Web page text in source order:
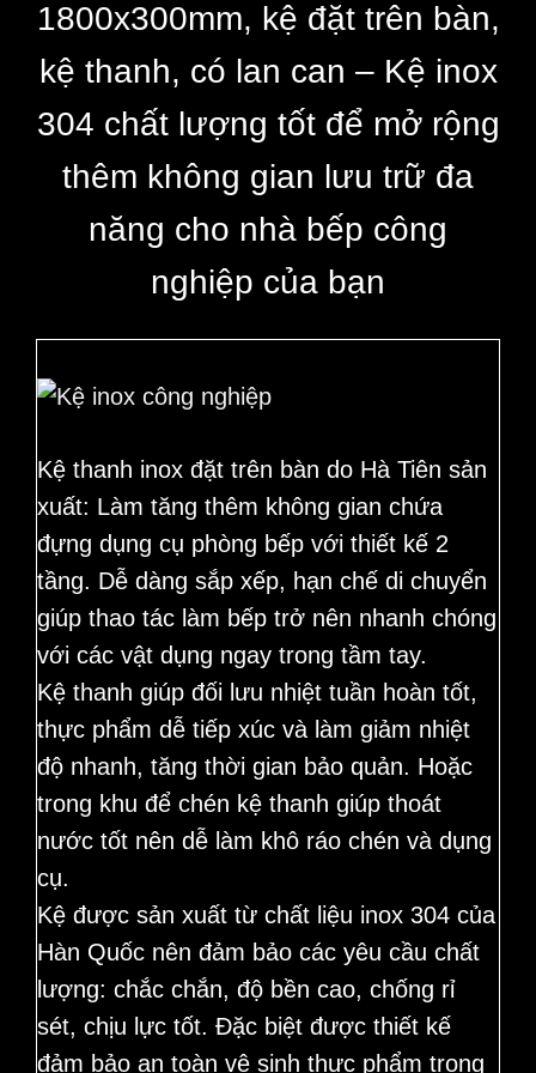
can
1800x300mm, kệ đặt trên bàn,
kệ thanh, có lan can – Kệ inox
304 chất lượng tốt để mở rộng
thêm không gian lưu trữ đa
năng cho nhà bếp công
nghiệp của bạn
Kệ thanh inox đặt trên bàn do Hà Tiên sản
xuất: Làm tăng thêm không gian chứa
đựng dụng cụ phòng bếp với thiết kế 2
tầng. Dễ dàng sắp xếp, hạn chế di chuyển
giúp thao tác làm bếp trở nên nhanh chóng
với các vật dụng ngay trong tầm tay.
Kệ thanh giúp đối lưu nhiệt tuần hoàn tốt,
thực phẩm dễ tiếp xúc và làm giảm nhiệt
độ nhanh, tăng thời gian bảo quản. Hoặc
trong khu để chén kệ thanh giúp thoát
nước tốt nên dễ làm khô ráo chén và dụng
cụ.
Kệ được sản xuất từ chất liệu inox 304 của
Hàn Quốc nên đảm bảo các yêu cầu chất
lượng: chắc chắn, độ bền cao, chống rỉ
sét, chịu lực tốt. Đặc biệt được thiết kế
đảm bảo an toàn vệ sinh thực phẩm trong